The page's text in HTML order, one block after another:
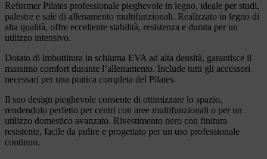
Reformer Pilates professionale pieghevole in legno, ideale per studi,
palestre e sale di allenamento multifunzionali. Realizzato in legno di
alta qualità, offre eccellente stabilità, resistenza e durata per un
utilizzo intensivo.
Dotato di imbottitura in schiuma EVA ad alta densità, garantisce il
massimo comfort durante l’allenamento. Include tutti gli accessori
necessari per una pratica completa del Pilates.
Il suo design pieghevole consente di ottimizzare lo spazio,
rendendolo perfetto per centri con aree multifunzionali o per un
utilizzo domestico avanzato. Rivestimento nero con finitura
resistente, facile da pulire e progettato per un uso professionale
continuo.